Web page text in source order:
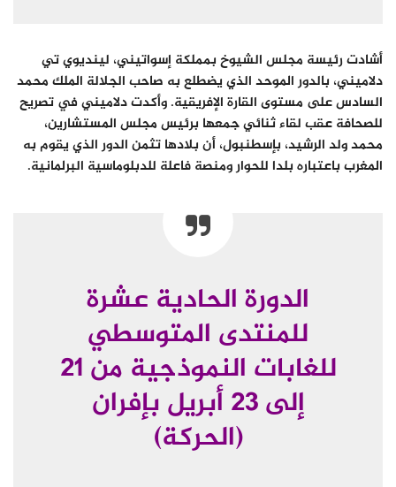
أشادت رئيسة مجلس الشيوخ بمملكة إسواتيني، لينديوي تي
دلاميني، بالدور الموحد الذي يضطلع به صاحب الجلالة الملك محمد
السادس على مستوى القارة الإفريقية. وأكدت دلاميني في تصريح
للصحافة عقب لقاء ثنائي جمعها برئيس مجلس المستشارين،
محمد ولد الرشيد، بإسطنبول، أن بلادها تثمن الدور الذي يقوم به
المغرب باعتباره بلدا للحوار ومنصة فاعلة للدبلوماسية البرلمانية.
الدورة الحادية عشرة
للمنتدى المتوسطي
للغابات النموذجية من 21
إلى 23 أبريل بإفران
(الحركة)